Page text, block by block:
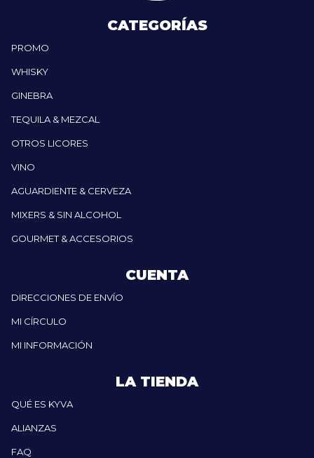
CATEGORÍAS
PROMO
WHISKY
GINEBRA
TEQUILA & MEZCAL
OTROS LICORES
VINO
AGUARDIENTE & CERVEZA
MIXERS & SIN ALCOHOL
GOURMET & ACCESORIOS
CUENTA
DIRECCIONES DE ENVÍO
MI CÍRCULO
MI INFORMACIÓN
LA TIENDA
QUÉ ES KYVA
ALIANZAS
FAQ